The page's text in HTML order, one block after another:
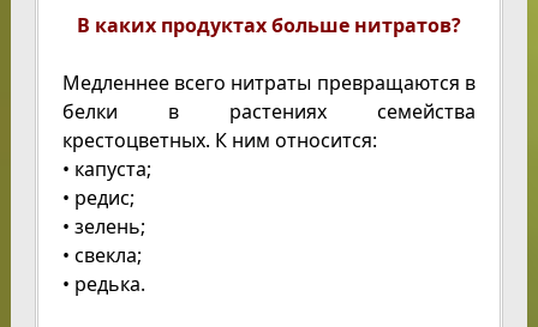
В каких продуктах больше нитратов?
Медленнее всего нитраты превращаются в
белки в растениях семейства
крестоцветных. К ним относится:
• капуста;
• редис;
• зелень;
• свекла;
• редька.